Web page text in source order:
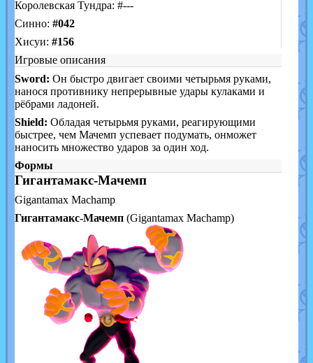
Королевская Тундра: #---
Синно: #042
Хисуи: #156
Игровые описания
Sword: Он быстро двигает своими четырьмя руками,
нанося противнику непрерывные удары кулаками и
рёбрами ладоней.
Shield: Обладая четырьмя руками, реагирующими
быстрее, чем Мачемп успевает подумать, онможет
наносить множество ударов за один ход.
Формы
Гигантамакс-Мачемп
Gigantamax Machamp
Гигантамакс-Мачемп(Gigantamax Machamp)